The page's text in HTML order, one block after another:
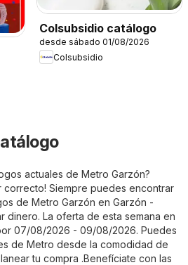
Colsubsidio catálogo
desde sábado 01/08/2026
Colsubsidio
actuales de Metro Garzón?
correcto! Siempre puedes encontrar
de Metro Garzón en Garzón -
dinero. La oferta de esta semana en
07/08/2026 - 09/08/2026. Puedes
de Metro desde la comodidad de
tu compra .Benefíciate con las